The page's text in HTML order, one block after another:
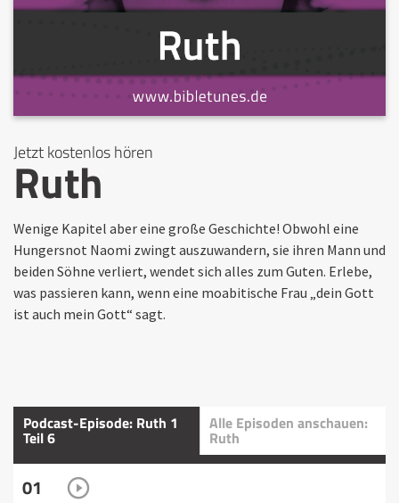
Jetzt kostenlos hören
Ruth
Wenige Kapitel aber eine große Geschichte! Obwohl eine
Hungersnot Naomi zwingt auszuwandern, sie ihren Mann und
beiden Söhne verliert, wendet sich alles zum Guten. Erlebe,
was passieren kann, wenn eine moabitische Frau „dein Gott
ist auch mein Gott“ sagt.
Podcast-Episode: Ruth 1
Teil 6
Alle Episoden anschauen:
Ruth
01